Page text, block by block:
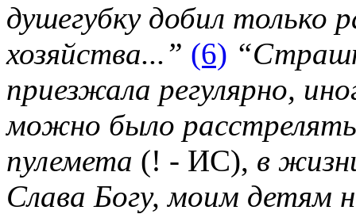
душегубку добил только
хозяйства...” (6)
приезжала регулярно,
можно было
пулемета (! - ИС), в
Слава Богу, моим детям